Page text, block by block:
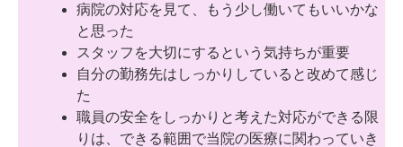
病院の対応を見て、もう少し働いてもいいかな
と思った
スタッフを大切にするという気持ちが重要
自分の勤務先はしっかりしていると改めて感じ
た
職員の安全をしっかりと考えた対応ができる限
りは、できる範囲で当院の医療に関わっていき